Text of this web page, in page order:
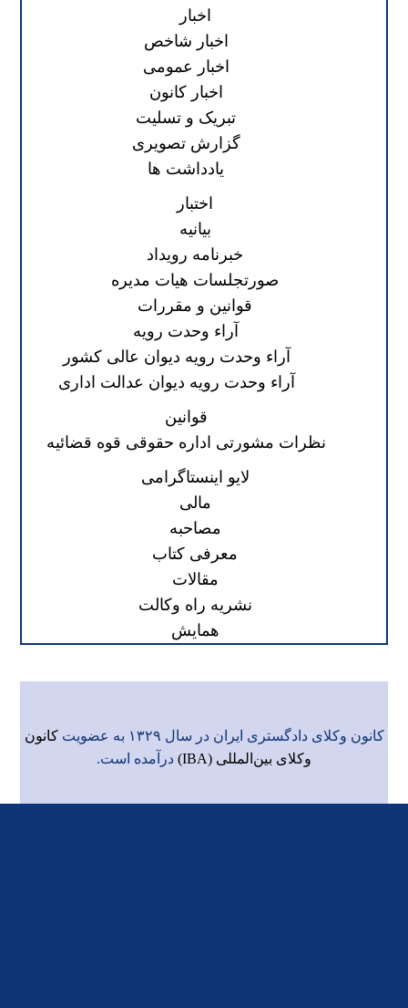
اخبار
اخبار شاخص
اخبار عمومی
اخبار کانون
تبریک و تسلیت
گزارش تصویری
یادداشت ها
اختبار
بیانیه
خبرنامه رویداد
صورتجلسات هیات مدیره
قوانین و مقررات
آراء وحدت رویه
آراء وحدت رویه دیوان عالی کشور
آراء وحدت رویه دیوان عدالت اداری
قوانین
نظرات مشورتی اداره حقوقی قوه قضائیه
لایو اینستاگرامی
مالی
مصاحبه
معرفی کتاب
مقالات
نشریه راه وکالت
همایش
کانون وکلای دادگستری ایران در سال ۱۳۲۹ به عضویت
کانون
وکلای بین‌المللی (IBA)
درآمده است.